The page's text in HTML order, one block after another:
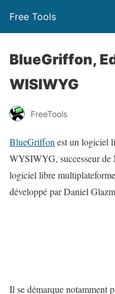
Free Tools
BlueGriffon,
WISIWYG
FreeTools
BlueGriffon est un logiciel
WYSIWYG, successeur de
logiciel libre
développé par Daniel
Il se démarque notamment